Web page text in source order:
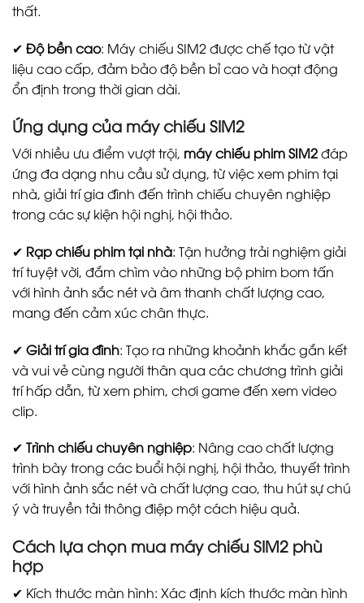
thất.
✔ Độ bền cao: Máy chiếu SIM2 được chế tạo từ vật
liệu cao cấp, đảm bảo độ bền bỉ cao và hoạt động
ổn định trong thời gian dài.
Ứng dụng của máy chiếu SIM2
Với nhiều ưu điểm vượt trội, máy chiếu phim SIM2đáp
ứng đa dạng nhu cầu sử dụng, từ việc xem phim tại
nhà, giải trí gia đình đến trình chiếu chuyên nghiệp
trong các sự kiện hội nghị, hội thảo.
✔ Rạp chiếu phim tại nhà: Tận hưởng trải nghiệm giải
trí tuyệt vời, đắm chìm vào những bộ phim bom tấn
với hình ảnh sắc nét và âm thanh chất lượng cao,
mang đến cảm xúc chân thực.
✔ Giải trí gia đình: Tạo ra những khoảnh khắc gắn kết
và vui vẻ cùng người thân qua các chương trình giải
trí hấp dẫn, từ xem phim, chơi game đến xem video
clip.
✔ Trình chiếu chuyên nghiệp: Nâng cao chất lượng
trình bày trong các buổi hội nghị, hội thảo, thuyết trình
với hình ảnh sắc nét và chất lượng cao, thu hút sự chú
ý và truyền tải thông điệp một cách hiệu quả.
Cách lựa chọn mua máy chiếu SIM2 phù
hợp
✔ Kích thước màn hình: Xác định kích thước màn hình